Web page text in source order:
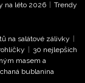
na léto 2026
Trendy
na salátové zálivky
30 nejlepších
masem a
bublanina